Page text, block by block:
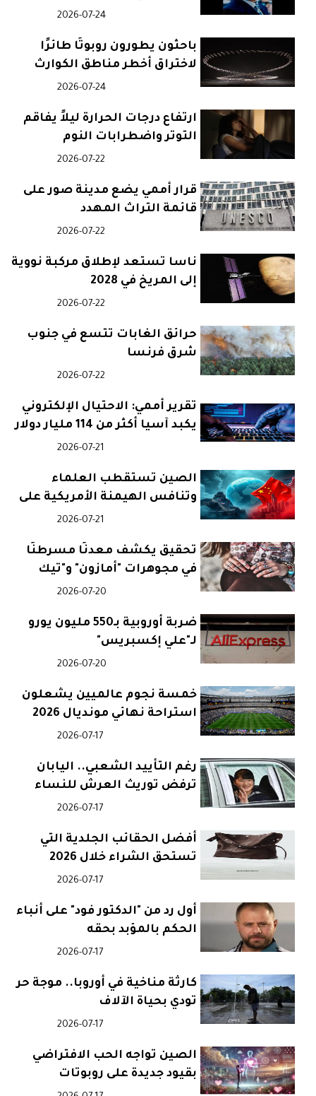
2026-07-24
باحثون يطورون روبوتًا طائرًا
لاختراق أخطر مناطق الكوارث
2026-07-24
ارتفاع درجات الحرارة ليلاً يفاقم
التوتر واضطرابات النوم
2026-07-22
قرار أممي يضع مدينة صور على
قائمة التراث المهدد
2026-07-22
ناسا تستعد لإطلاق مركبة نووية
إلى المريخ في 2028
2026-07-22
حرائق الغابات تتسع في جنوب
شرق فرنسا
2026-07-22
تقرير أممي: الاحتيال الإلكتروني
يكبد آسيا أكثر من 114 مليار دولار
2026-07-21
الصين تستقطب العلماء
وتنافس الهيمنة الأمريكية على
2026-07-21
تحقيق يكشف معدنًا مسرطنًا
في مجوهرات "أمازون" و"تيك
2026-07-20
ضربة أوروبية بـ550 مليون يورو
لـ"علي إكسبريس"
2026-07-20
خمسة نجوم عالميين يشعلون
استراحة نهائي مونديال 2026
2026-07-17
رغم التأييد الشعبي.. اليابان
ترفض توريث العرش للنساء
2026-07-17
أفضل الحقائب الجلدية التي
تستحق الشراء خلال 2026
2026-07-17
أول رد من "الدكتور فود" على أنباء
الحكم بالمؤبد بحقه
2026-07-17
كارثة مناخية في أوروبا.. موجة حر
تودي بحياة الآلاف
2026-07-17
الصين تواجه الحب الافتراضي
بقيود جديدة على روبوتات